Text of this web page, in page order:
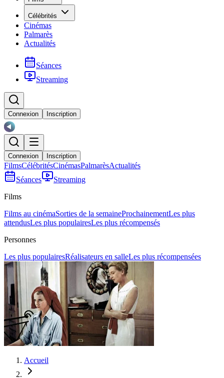
Célébrités
Cinémas
Palmarès
Actualités
Séances
Streaming
Connexion Inscription
Connexion Inscription
FilmsCélébritésCinémasPalmarèsActualités
Séances
Streaming
Films
Films au cinémaSorties de la semaineProchainementLes plus
attendusLes plus populairesLes plus récompensés
Personnes
Les plus populairesRéalisateurs en salleLes plus récompensées
Accueil